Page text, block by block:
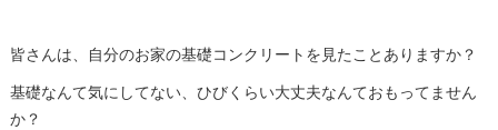
皆さんは、自分のお家の基礎コンクリートを見たことありますか？
基礎なんて気にしてない、ひびくらい大丈夫なんておもってません
か？